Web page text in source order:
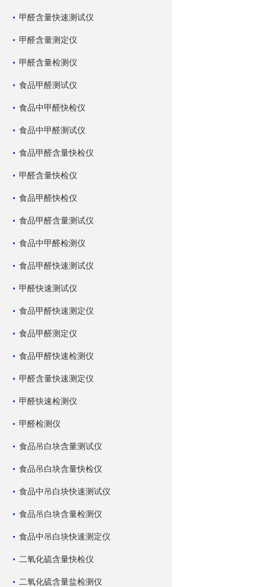
甲醛含量快速测试仪
甲醛含量测定仪
甲醛含量检测仪
食品甲醛测试仪
食品中甲醛快检仪
食品中甲醛测试仪
食品甲醛含量快检仪
甲醛含量快检仪
食品甲醛快检仪
食品甲醛含量测试仪
食品中甲醛检测仪
食品甲醛快速测试仪
甲醛快速测试仪
食品甲醛快速测定仪
食品甲醛测定仪
食品甲醛快速检测仪
甲醛含量快速测定仪
甲醛快速检测仪
甲醛检测仪
食品吊白块含量测试仪
食品吊白块含量快检仪
食品中吊白块快速测试仪
食品吊白块含量检测仪
食品中吊白块快速测定仪
二氧化硫含量快检仪
二氧化硫含量盐检测仪